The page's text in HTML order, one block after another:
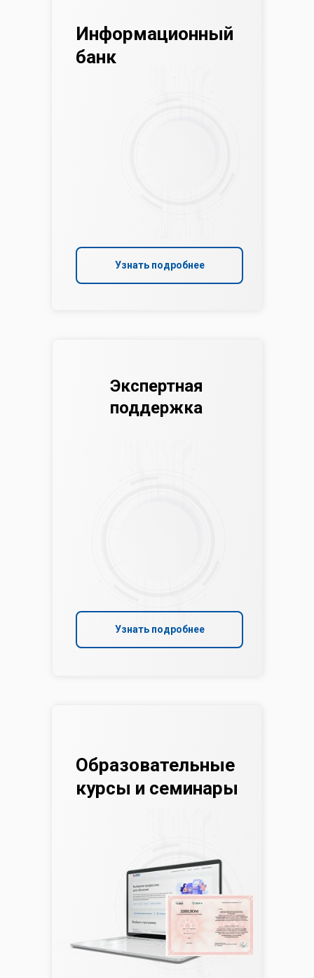
Узнать подробнее
Информационный
банк
Узнать подробнее
Экспертная
поддержка
Образовательные
курсы и семинары